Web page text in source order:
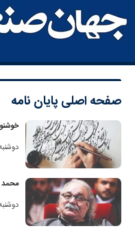
صفحه اصلی پایان‌ نامه
دوشنبه 21 مهر
محمد
دوشنبه 21 مهر